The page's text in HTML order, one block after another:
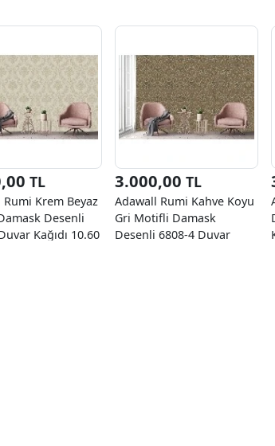
TL
Krem Beyaz
Desenli
Kağıdı 10.60
3.000,00 TL
Adawall Rumi Kahve Koyu
Gri Motifli Damask
Desenli 6808-4 Duvar